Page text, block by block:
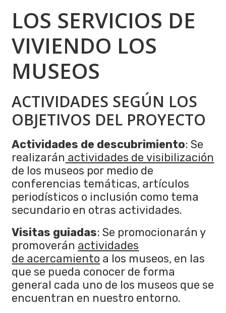
LOS SERVICIOS DE
VIVIENDO LOS
MUSEOS
ACTIVIDADES SEGÚN LOS
OBJETIVOS DEL PROYECTO
Actividades de descubrimiento: Se
realizarán actividades de visibilización
de los museos por medio de
conferencias temáticas, artículos
periodísticos o inclusión como tema
secundario en otras actividades.
Visitas guiadas: Se promocionarán y
promoverán actividades
de acercamiento a los museos, en las
que se pueda conocer de forma
general cada uno de los museos que se
encuentran en nuestro entorno.